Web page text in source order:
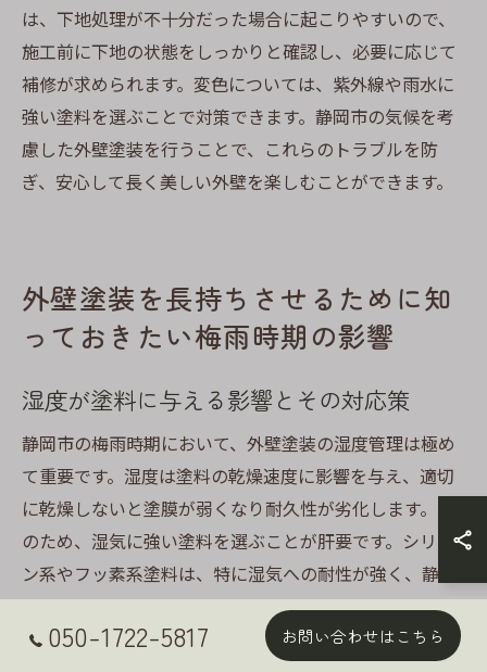
は、下地処理が不十分だった場合に起こりやすいので、
施工前に下地の状態をしっかりと確認し、必要に応じて
補修が求められます。変色については、紫外線や雨水に
強い塗料を選ぶことで対策できます。静岡市の気候を考
慮した外壁塗装を行うことで、これらのトラブルを防
ぎ、安心して長く美しい外壁を楽しむことができます。
外壁塗装を長持ちさせるために知
っておきたい梅雨時期の影響
湿度が塗料に与える影響とその対応策
静岡市の梅雨時期において、外壁塗装の湿度管理は極め
て重要です。湿度は塗料の乾燥速度に影響を与え、適切
に乾燥しないと塗膜が弱くなり耐久性が劣化します。こ
のため、湿気に強い塗料を選ぶことが肝要です。シリコ
ン系やフッ素系塗料は、特に湿気への耐性が強く、静岡
市のような高湿度地域においても有用です。また、施工
中は、湿度が低い時間帯を狙って作業を進めることで、
050-1722-5817 お問い合わせはこちら